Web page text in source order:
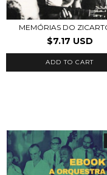
MEMÓRIAS DO
$7.17 USD
ADD TO CART